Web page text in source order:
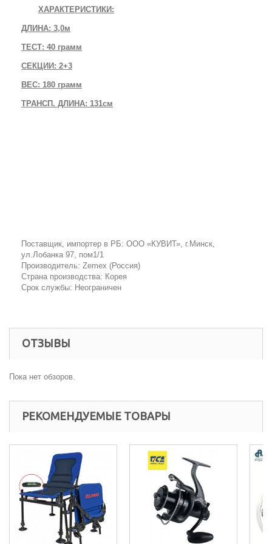
ХАРАКТЕРИСТИКИ:
ДЛИНА: 3,0м
ТЕСТ: 40 грамм
СЕКЦИИ: 2+3
ВЕС: 180 грамм
ТРАНСП. ДЛИНА: 131см
Поставщик, импортер в РБ: ООО «КУВИТ», г.Минск,
ул.Лобанка 97, пом1/1
Производитель: Zemex (Россия)
Страна производства: Корея
Срок службы: Неограничен
ОТЗЫВЫ
Пока нет обзоров.
РЕКОМЕНДУЕМЫЕ ТОВАРЫ